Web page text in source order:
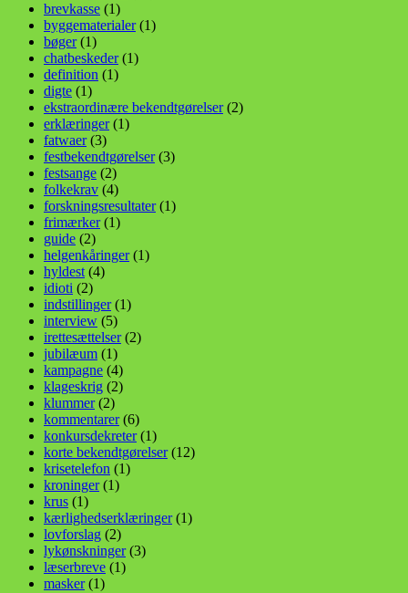
brevkasse (1)
byggematerialer(1)
bøger(1)
chatbeskeder(1)
definition (1)
digte (1)
ekstraordinære bekendtgørelser(2)
erklæringer(1)
fatwaer(3)
festbekendtgørelser(3)
festsange (2)
folkekrav (4)
forskningsresultater(1)
frimærker(1)
guide (2)
helgenkåringer(1)
hyldest(4)
idioti (2)
indstillinger(1)
interview (5)
irettesættelser(2)
jubilæum (1)
kampagne (4)
klageskrig (2)
klummer(2)
kommentarer(6)
konkursdekreter(1)
korte bekendtgørelser(12)
krisetelefon (1)
kroninger(1)
krus (1)
kærlighedserklæringer(1)
lovforslag (2)
lykønskninger(3)
læserbreve (1)
masker(1)